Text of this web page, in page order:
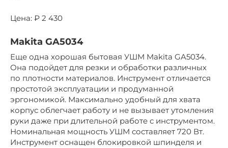
Цена: ₽ 2 430
Makita GA5034
Еще одна хорошая бытовая УШМ Makita GA5034.
Она подойдет для резки и обработки различных
по плотности материалов. Инструмент отличается
простотой эксплуатации и продуманной
эргономикой. Максимально удобный для хвата
корпус облегчает работу и не вызывает утомления
руки даже при длительной работе с инструментом.
Номинальная мощность УШМ составляет 720 Вт.
Инструмент оснащен блокировкой шпинделя и